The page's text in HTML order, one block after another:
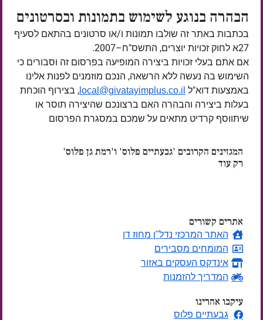
הבהרה בנוגע לשימוש בתמונות ובסרטונים
בכתבות באתר זה שולבו תמונות ו/או סרטונים בהתאם לסעיף
27א לחוק זכויות יוצרים, התשס"ח–2007.
אם אתם בעלי זכויות ביצירה המופיעה בפרסום זה וסבורים כי
השימוש בה נעשה ללא הרשאה, הנכם מוזמנים לפנות אלינו
באמצעות דוא"ל local@givatayimplus.co.il , בצירוף הוכחת
בעלות ביצירה והבהרה האם ברצונכם שהיצירה תוסר או
שיתווסף קרדיט מתאים על שמכם במסגרת הפרסום
המגזינים הקרובים 'גבעתיים פלוס' ו'רמת גן פלוס'
רק עוד
אתרים קשורים
האתר המרכזי נדל"ן מחוז דן
המומחים מסבירים
אינדקס העסקים באזור
המדריך להזמנות
עיקבו אחרינו
גבעתיים פלוס